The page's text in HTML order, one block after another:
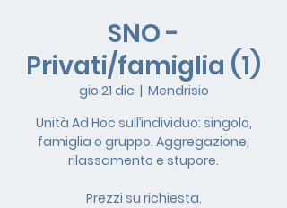
SNO -
Privati/famiglia (1)
gio 21 dic
  |
Mendrisio
Unità Ad Hoc sull’individuo: singolo,
famiglia o gruppo. Aggregazione,
rilassamento e stupore.
Prezzi su richiesta.